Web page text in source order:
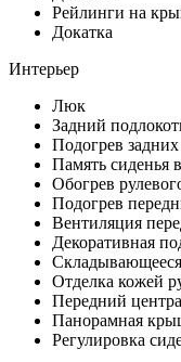
Рейлинги на
Докатка
Интерьер
Люк
Задний
Подогрев
Память сиденья
Обогрев
Подогрев
Вентиляция
Декоративная
Складывающееся
Отделка кожей
Передний
Панорамная
Регулировка